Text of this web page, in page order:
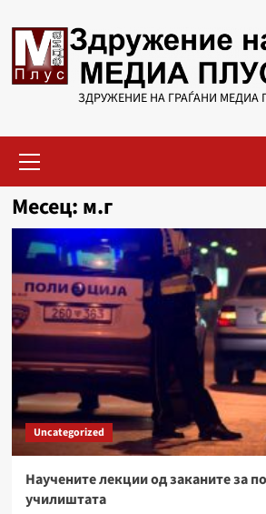
to
content
ЗДРУЖЕНИЕ НА ГРАЃАНИ МЕДИА
Menu
Месец: м.г
Uncategorized
Научените лекции од заканите за
училиштата